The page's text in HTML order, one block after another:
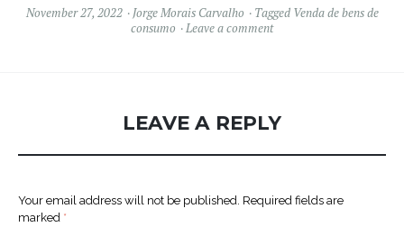
November 27, 2022 Jorge Morais Carvalho Tagged Venda de bens de
consumo
Leave a comment
LEAVE A REPLY
Your email address will not be published. Required fields are
marked *